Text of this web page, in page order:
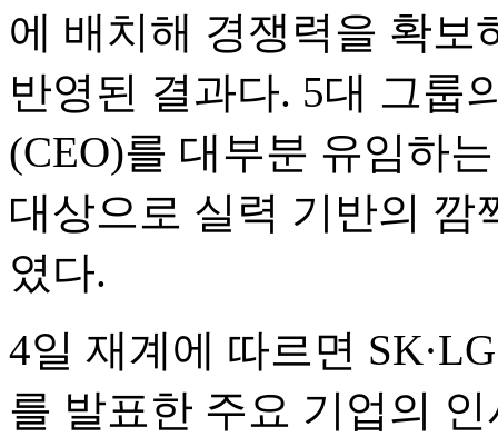
에 배치해 경쟁력을 확보
반영된 결과다. 5대 그룹
(CEO)를 대부분 유임하
대상으로 실력 기반의 깜
였다.
4일 재계에 따르면
를 발표한 주요 기업의